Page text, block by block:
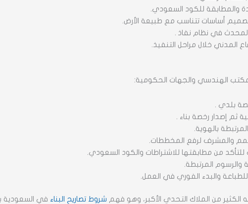
والمطابقة للكود السعودي.
أساسات تتناسب مع طبيعة الأرض.
في نظام نفاذ .
المدني خلال مراحل التنفيذ.
الهندسي والجهات الحكومية:
بلدي .
ثم إصدار رخصة بناء .
بالهوية.
والمشرف لرفع المخططات.
للتأكد من مطابقتها للاشتراطات والكود السعودي.
والرسوم المرتبطة.
والبدء الفوري في العمل.
الكثير من الملاك التحدي الأكبر، وهو فهم شروط تصاريح البناء في